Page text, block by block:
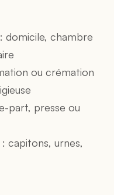
: domicile, chambre
ou crémation
part, presse ou
: capitons, urnes,